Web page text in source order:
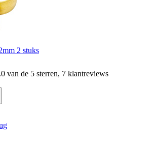
2 stuks
van de 5 sterren, 7 klantreviews